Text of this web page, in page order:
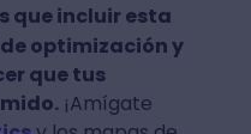
que incluir esta
de optimización y
que tus
¡Amígate